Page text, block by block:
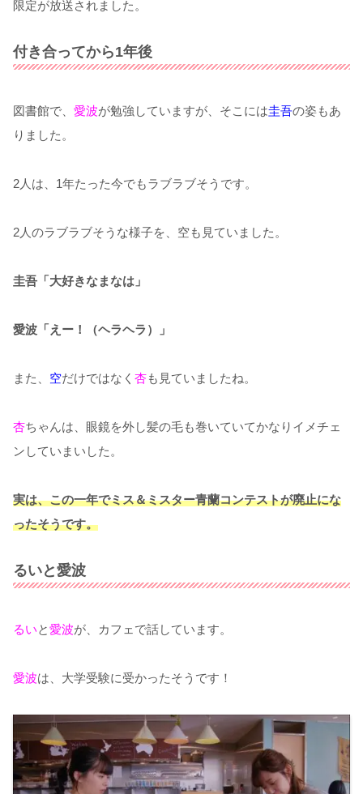
限定が放送されました。
付き合ってから1年後
図書館で、 愛波が勉強していますが、そこには圭吾の姿もあ
りました。
2人は、1年たった今でもラブラブそうです。
2人のラブラブそうな様子を、空も見ていました。
圭吾「大好きなまなは」
愛波「えー！（ヘラヘラ）」
また、 空だけではなく 杏も見ていましたね。
杏ちゃんは、眼鏡を外し髪の毛も巻いていてかなりイメチェ
ンしていまいした。
実は、この一年でミス＆ミスター青蘭コンテストが廃止にな
ったそうです。
るいと愛波
るいと愛波が、カフェで話しています。
愛波は、大学受験に受かったそうです！